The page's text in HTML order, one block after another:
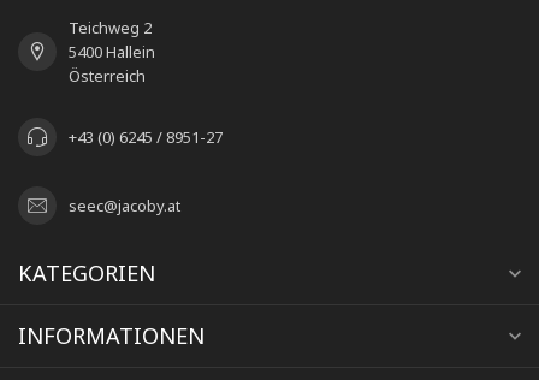
Teichweg 2
5400 Hallein
Österreich
+43 (0) 6245 / 8951-27
seec@jacoby.at
KATEGORIEN
INFORMATIONEN